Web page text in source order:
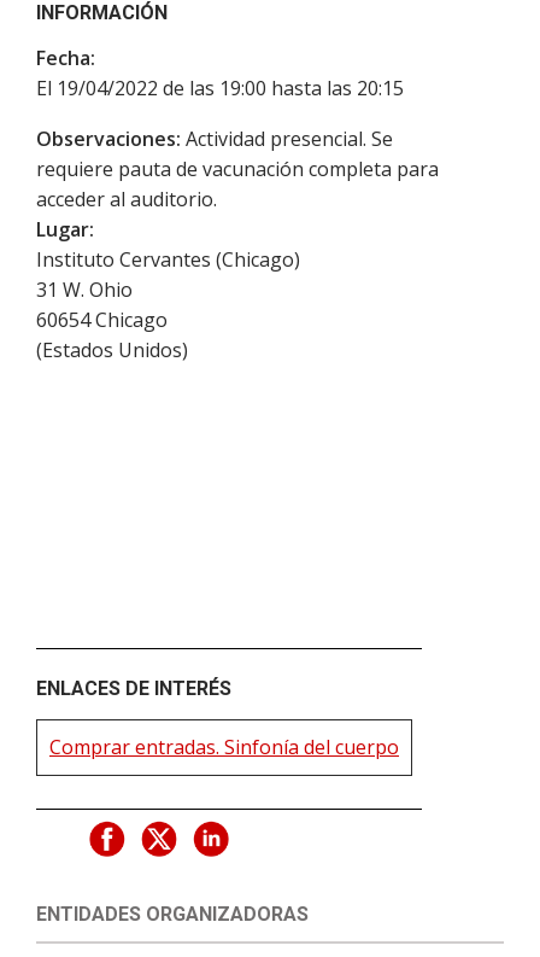
INFORMACIÓN
Fecha:
El 19/04/2022 de las 19:00 hasta las 20:15
Observaciones: Actividad presencial. Se
requiere pauta de vacunación completa para
acceder al auditorio.
Lugar:
Instituto Cervantes (Chicago)
31 W. Ohio
60654Chicago
(Estados Unidos)
ENLACES DE INTERÉS
Comprar entradas. Sinfonía del cuerpo
ENTIDADES ORGANIZADORAS